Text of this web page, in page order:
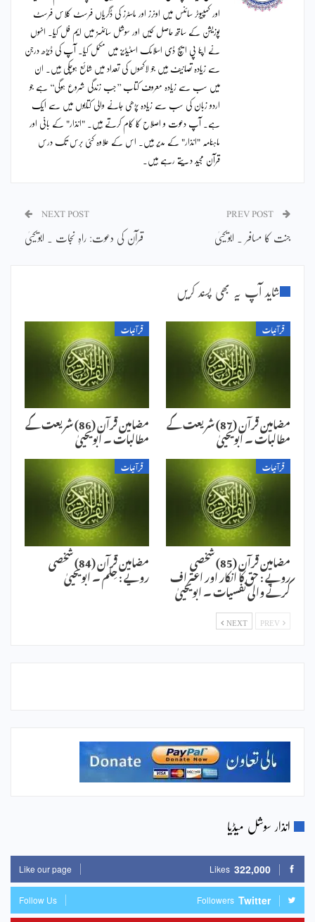
اور کمپیوٹر سائنس میں اونرز اور ماسٹرز کی ڈگریاں فرسٹ کلاس فرسٹ
پوزیشن کے ساتھ حاصل کیں اور سوشل سائنسز میں ایم فل کیا۔ انہوں
نے اپنا پی ایچ ڈی اسلامک اسٹیڈیز میں مکمل کیا۔ آپ کی ڈیڑھ درجن
سے زیادہ تصانیف ہیں جو لاکھوں کی تعداد میں شائع ہوچکی ہیں۔ ان
میں سب سے زیادہ معروف کتاب ’’جب زندگی شروع ہوگی‘‘ ہے جو
اردو زبان کی سب سے زیادہ پڑھی جانے والی کتابوں میں سے ایک
ہے۔ آپ دعوت و اصلاح کا کام کرتے ہیں۔ "انذار" کے بانی اور
ماہنامہ "انذار" کے مدیر ہیں۔ اس کے علاوہ کئی برس تک درس
قرآن مجید دیتے رہے ہیں۔
جنت کا مسافر ۔ ابویحییٰ
NEXT POST
قرآن کی دعوت: راہِ نجات ۔ ابویحییٰ
شاید آپ یہ بھی پسند کریں
قرآنیات
مضامین قرآن (87) شریعت کے
مطالبات ۔ ابویحییٰ
قرآنیات
مضامین قرآن (86) شریعت کے
مطالبات ۔ ابویحییٰ
قرآنیات
مضامین قرآن (85) شخصی
رویے : حق کا انکار اور اعتراف
کرنے والی نفسیات ۔ ابویحییٰ
قرآنیات
مضامین قرآن (84) شخصی
رویے : حِلم ۔ ابویحییٰ
NEXT
انذار سوشل میڈیا
322,000
Likes
Like our page
Twitter
Followers
Follow Us